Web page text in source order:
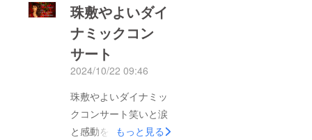
珠敷やよいダイ
ナミックコン
サート
2024/10/22 09:46
珠敷やよいダイナミッ
クコンサート笑いと涙
と感動をあなたに‼予
もっと見る